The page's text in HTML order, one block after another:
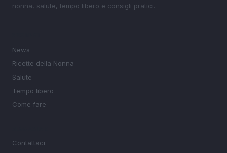
nonna, salute, tempo libero e consigli pratici.
News
Ricette della Nonna
Salute
Tempo libero
Come fare
Contattaci